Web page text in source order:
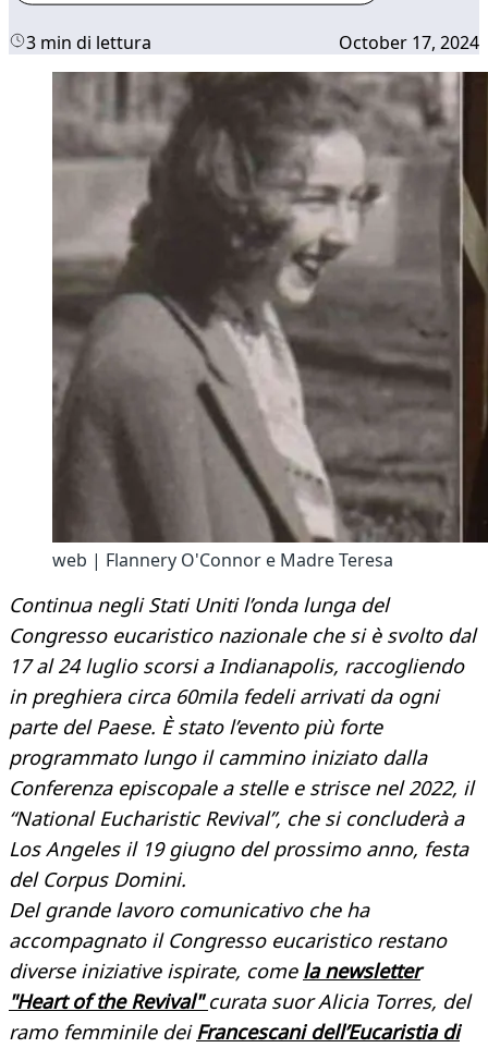
3 min di lettura October 17, 2024
web | Flannery O'Connor e Madre Teresa
Continua negli Stati Uniti l’onda lunga del
Congresso eucaristico nazionale che si è svolto dal
17 al 24 luglio scorsi a Indianapolis, raccogliendo
in preghiera circa 60mila fedeli arrivati da ogni
parte del Paese. È stato l’evento più forte
programmato lungo il cammino iniziato dalla
Conferenza episcopale a stelle e strisce nel 2022, il
“National Eucharistic Revival”, che si concluderà a
Los Angeles il 19 giugno del prossimo anno, festa
del Corpus Domini.
Del grande lavoro comunicativo che ha
accompagnato il Congresso eucaristico restano
diverse iniziative ispirate, come la newsletter
"Heart of the Revival"curata suor Alicia Torres, del
ramo femminile deiFrancescani dell’Eucaristia di